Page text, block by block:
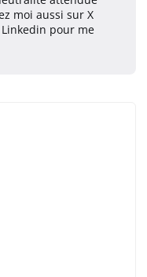
moi aussi sur X
pour me